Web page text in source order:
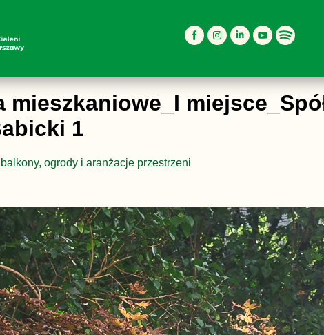
mieszkaniowe_I
1
ogrody i aranżacje przestrzeni